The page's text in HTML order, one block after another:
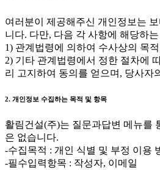
여러분이 제공해주신 개인정보는
니다. 다만, 다음 각 사항에 해당하
1) 관계법령에 의하여 수사상의 목
2) 기타 관계법령에서 정한 절차에
리 고지하여 동의를 얻으며, 당사자
2. 개인정보 수집하는 목적 및 항목
활림건설(주)는 질문과답변 메뉴를
은 없습니다.
-수집목적 : 개인 식별 및 부정 이용
-필수입력항목 : 작성자, 이메일